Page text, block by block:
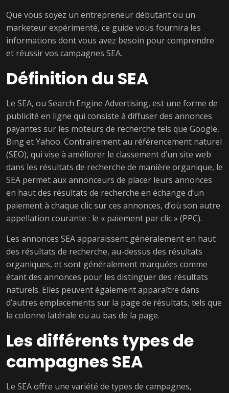
Que vous soyez un entrepreneur débutant ou un
marketeur expérimenté, ce guide vous fournira les
informations dont vous avez besoin pour comprendre
et réussir vos campagnes SEA.
Définition du SEA
Le SEA, ou Search Engine Advertising, est une forme de
publicité en ligne qui consiste à diffuser des annonces
payantes sur les moteurs de recherche tels que Google,
Bing et Yahoo. Contrairement au référencement naturel
(SEO), qui vise à améliorer le classement d’un site web
dans les résultats de recherche de manière organique, le
SEA permet aux annonceurs de placer leurs annonces
en haut des résultats de recherche en échange d’un
paiement à chaque clic sur ces annonces, d’où son autre
appellation courante : le « paiement par clic » (PPC).
Les annonces SEA apparaissent généralement en haut
des résultats de recherche, au-dessus des résultats
organiques, et sont généralement marquées comme
étant des annonces pour les distinguer des résultats
naturels. Elles peuvent également apparaître dans
d’autres emplacements sur la page de résultats, tels que
la colonne latérale ou au bas de la page.
Les différents types de
campagnes SEA
Le SEA offre une variété de types de campagnes,